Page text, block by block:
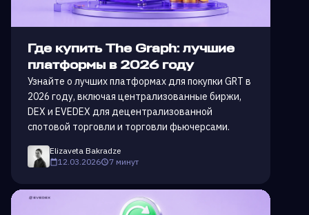
Где купить The Graph: лучшие
платформы в 2026 году
Узнайте о лучших платформах для покупки GRT в
2026 году, включая централизованные биржи,
DEX и EVEDEX для децентрализованной
спотовой торговли и торговли фьючерсами.
Elizaveta Bakradze
12.03.2026
7 минут